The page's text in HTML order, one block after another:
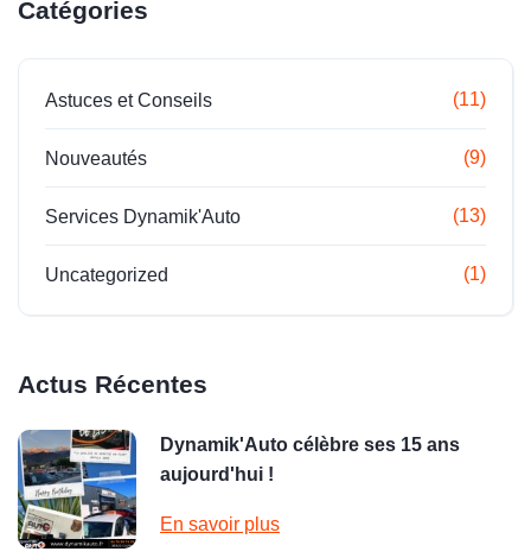
Catégories
Astuces et Conseils (11)
Nouveautés (9)
Services Dynamik'Auto (13)
Uncategorized (1)
Actus Récentes
Dynamik'Auto célèbre ses 15 ans
aujourd'hui !
En savoir plus